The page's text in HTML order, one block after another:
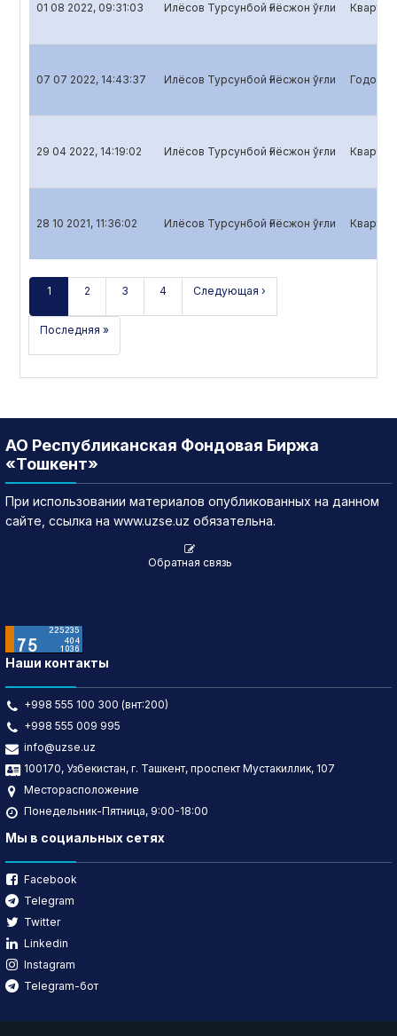
01 08 2022, 09:31:03 Илёсов Турсунбой Ғиёсжон ўғли
07 07 2022, 14:43:37 Илёсов Турсунбой Ғиёсжон ўғли
29 04 2022, 14:19:02 Илёсов Турсунбой Ғиёсжон ўғли
28 10 2021, 11:36:02 Илёсов Турсунбой Ғиёсжон ўғли
1 2 3 4 Следующая ›
Последняя »
АО Республиканская Фондовая Биржа
«Тошкент»
При использовании материалов опубликованных на данном
сайте, ссылка на www.uzse.uz обязательна.
Обратная связь
Наши контакты
+998 555 100 300 (внт:200)
+998 555 009 995
info@uzse.uz
100170, Узбекистан, г. Ташкент, проспект Мустакиллик, 107
Месторасположение
Понедельник-Пятница, 9:00-18:00
Мы в социальных сетях
Facebook
Telegram
Twitter
Linkedin
Instagram
Telegram-бот